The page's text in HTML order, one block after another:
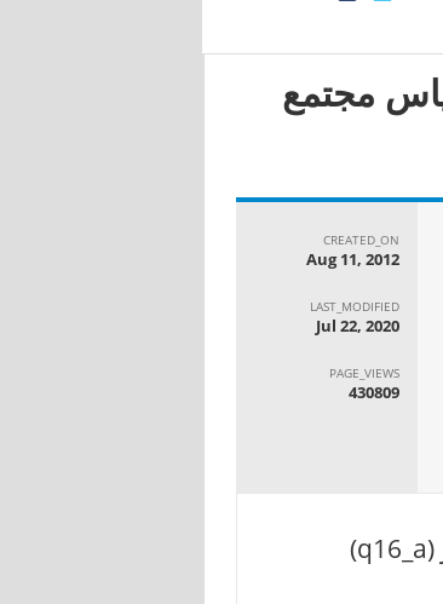
مجتمع
CREATED_ON
Aug 11, 2012
LAST_MODIFIED
Jul 22, 2020
PAGE_VIEWS
430809